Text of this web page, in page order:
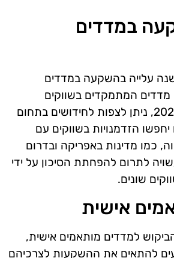
במדדים
עלייה בהשקעה במדדים
מדדים המתמקדים בשווקים
מתפתחים. בשנת 2025, ניתן לצפות לחידושים בתחום
הזדמנויות בשווקים עם
כמו מדינות באפריקה ובדרום
לתרום להפחתת הסיכון על ידי
שונים.
אישית
יגדל הביקוש למדדים מותאמים אישית,
להתאים את ההשקעות לצרכיהם